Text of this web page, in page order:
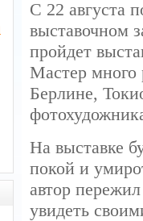
С 22 августа
выставочном
пройдет
Мастер много
Берлине,
На выставке
покой и
автор
увидеть